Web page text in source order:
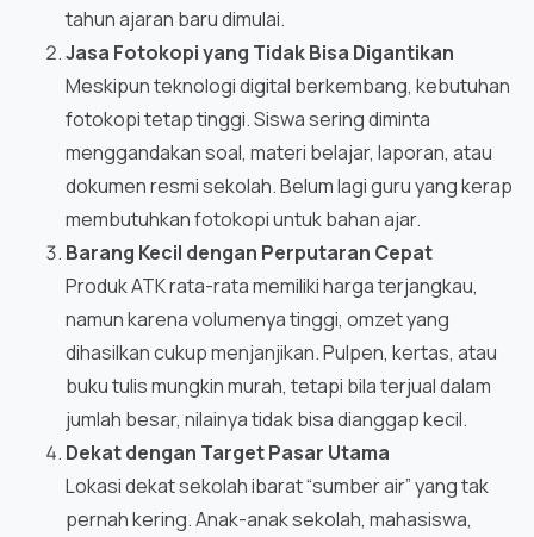
tahun ajaran baru dimulai.
Jasa Fotokopi yang Tidak Bisa Digantikan
Meskipun teknologi digital berkembang, kebutuhan
fotokopi tetap tinggi. Siswa sering diminta
menggandakan soal, materi belajar, laporan, atau
dokumen resmi sekolah. Belum lagi guru yang kerap
membutuhkan fotokopi untuk bahan ajar.
Barang Kecil dengan Perputaran Cepat
Produk ATK rata-rata memiliki harga terjangkau,
namun karena volumenya tinggi, omzet yang
dihasilkan cukup menjanjikan. Pulpen, kertas, atau
buku tulis mungkin murah, tetapi bila terjual dalam
jumlah besar, nilainya tidak bisa dianggap kecil.
Dekat dengan Target Pasar Utama
Lokasi dekat sekolah ibarat “sumber air” yang tak
pernah kering. Anak-anak sekolah, mahasiswa,